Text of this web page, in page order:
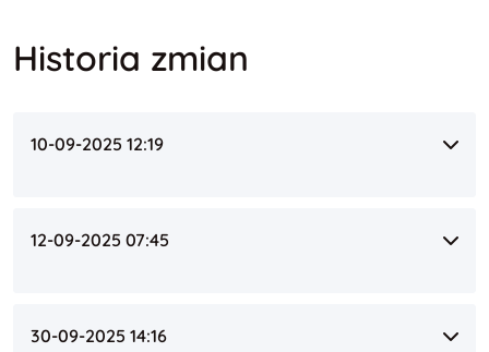
Historia zmian
10-09-2025 12:19
12-09-2025 07:45
30-09-2025 14:16